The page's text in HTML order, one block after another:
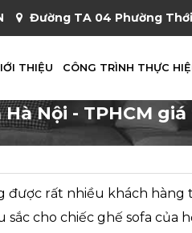
Đường TA 04 Phường Thới
THIỆU CÔNG TRÌNH THỰC
Nội - TPHCM
được rất nhiều khách hàng
cho chiếc ghế sofa của